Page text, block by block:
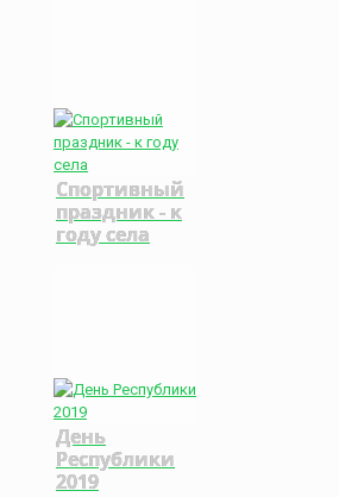
Спортивный
праздник - к
году села
День
Республики
2019